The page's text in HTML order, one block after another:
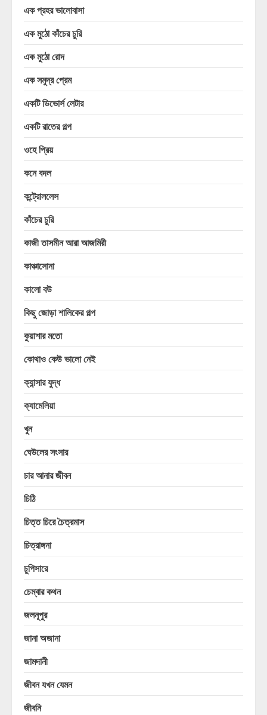
এক প্রহর ভালোবাসা
এক মুঠো কাঁচের চুরি
এক মুঠো রোদ
এক সমুদ্র প্রেম
একটি ডিভোর্স লেটার
একটি রাতের গল্প
ওহে প্রিয়
কনে বদল
কন্ট্রোললেস
কাঁচের চুরি
কাজী তাসমীন আরা আজমিরী
কাঞ্চাসোনা
কালো বউ
কিছু জোড়া শালিকের গল্প
কুয়াশার মতো
কোথাও কেউ ভালো নেই
ক্যান্সার যুদ্ধ
ক্যামেলিয়া
খুন
ঘেউলের সংসার
চার আনার জীবন
চিঠি
চিত্ত চিরে চৈত্রমাস
চিত্রাঙ্গনা
চুপিসারে
চেম্বার কথন
জলনূপুর
জানা অজানা
জামদানী
জীবন যখন যেমন
জীবনি